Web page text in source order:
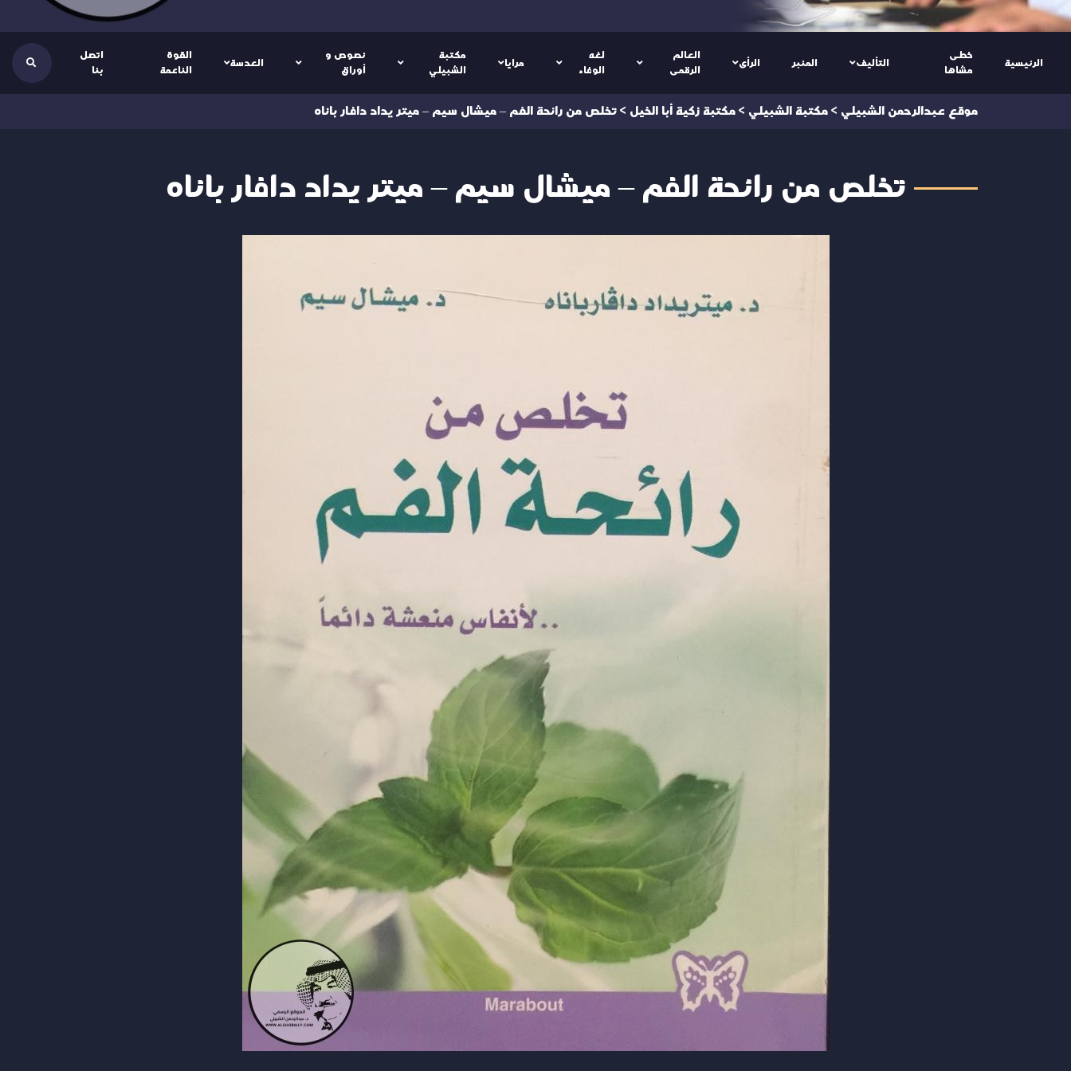
الرئيسية
خطى
مشاها
التأليف المنبر الرأى
العالم
الرقمى
لغه
الوفاء
مرايا
مكتبة
الشبيلي
نصوص و
أوراق
العدسة
القوة
الناعمة
اتصل
بنا
موقع عبدالرحمن الشبيلي > مكتبة الشبيلي > مكتبة زكية أبا الخيل > تخلص من رائحة الفم – ميشال سيم – ميتر يداد دافار باناه
تخلص من رائحة الفم – ميشال سيم – ميتر يداد دافار باناه